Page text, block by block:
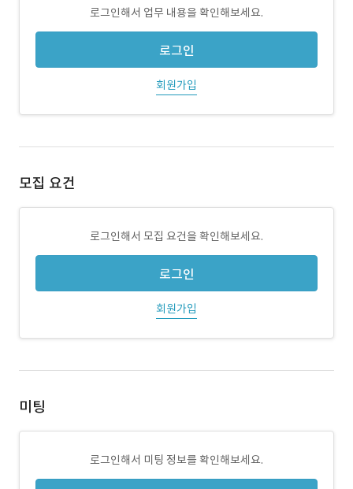
로그인해서 업무 내용을 확인해보세요.
로그인
회원가입
모집 요건
로그인해서 모집 요건을 확인해보세요.
로그인
회원가입
미팅
로그인해서 미팅 정보를 확인해보세요.